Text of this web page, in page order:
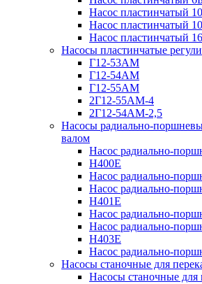
Насос пластинчатый
Насос пластинчатый
Насос пластинчатый
Насосы пластинчатые
Г12-53АМ
Г12-54АМ
Г12-55АМ
2Г12-55АМ-4
2Г12-54АМ-2,5
Насосы радиально-
валом
Насос радиально-
Н400Е
Насос радиально-
Насос радиально-
Н401Е
Насос радиально-
Насос радиально-
Н403Е
Насос радиально-
Насосы станочные для
Насосы станочные